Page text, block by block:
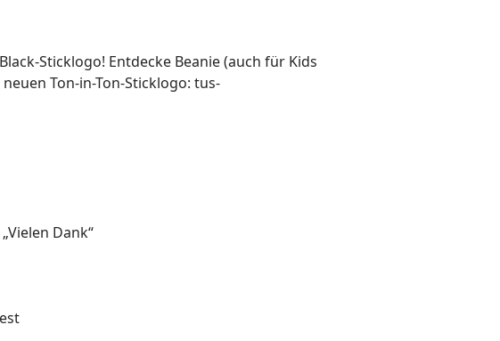
Sticklogo! Entdecke Beanie (auch für Kids
Ton-in-Ton-Sticklogo: tus-
Dank“